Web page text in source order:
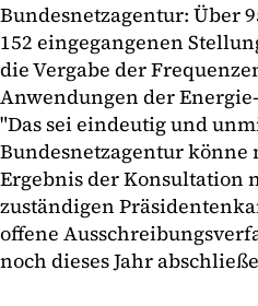
Bundesnetzagentur: Über
152 eingegangenen
die Vergabe der
Anwendungen der
"Das sei eindeutig und
Bundesnetzagentur
Ergebnis der Konsultation
zuständigen
offene
noch dieses Jahr